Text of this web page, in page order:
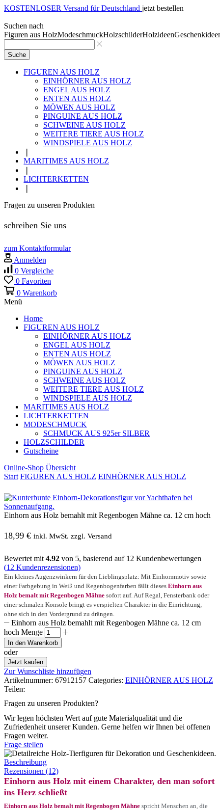
KOSTENLOSER Versand für Deutschland jetzt bestellen
Suchen nach
Figuren aus HolzModeschmuckHolzschilderHolzideen
Suche
FIGUREN AUS HOLZ
EINHÖRNER AUS HOLZ
ENGEL AUS HOLZ
ENTEN AUS HOLZ
MÖWEN AUS HOLZ
PINGUINE AUS HOLZ
SCHWEINE AUS HOLZ
WEITERE TIERE AUS HOLZ
WINDSPIELE AUS HOLZ
MARITIMES AUS HOLZ
LICHTERKETTEN
Fragen zu unseren Produkten
schreiben Sie uns
zum Kontaktformular
Anmelden
0 Vergleiche
0 Favoriten
0 Warenkorb
Menü
Home
FIGUREN AUS HOLZ
EINHÖRNER AUS HOLZ
ENGEL AUS HOLZ
ENTEN AUS HOLZ
MÖWEN AUS HOLZ
PINGUINE AUS HOLZ
SCHWEINE AUS HOLZ
WEITERE TIERE AUS HOLZ
WINDSPIELE AUS HOLZ
MARITIMES AUS HOLZ
LICHTERKETTEN
MODESCHMUCK
SCHMUCK AUS 925er SILBER
HOLZSCHILDER
Gutscheine
Online-Shop Übersicht
Start FIGUREN AUS HOLZ EINHÖRNER AUS HOLZ
Einhorn aus Holz bemahlt mit Regenbogen Mähne ca. 12 cm hoch
18,99 € inkl. MwSt. zzgl. Versand
Bewertet mit 4.92 von 5, basierend auf 12 Kundenbewertungen
(12 Kundenrezensionen)
Ein kleines Augenzwinkern für den Lieblingsplatz: Mit Einhornmotiv sowie
einer Farbgebung in Weiß und Regenbogenfarben fällt dieses Einhorn aus
Holz bemalt mit Regenbogen Mähne sofort auf. Auf Regal, Fensterbank oder
einer schmalen Konsole bringt es verspielten Charakter in die Einrichtung,
ohne sich in den Vordergrund zu drängen.
Einhorn aus Holz bemahlt mit Regenbogen Mähne ca. 12 cm
hoch Menge
In den Warenkorb
oder
Jetzt kaufen
Zur Wunschliste hinzufügen
Artikelnummer: 67912157 Categories: EINHÖRNER AUS HOLZ
Teilen:
Fragen zu unseren Produkten?
Wir legen höchsten Wert auf gute Materialqualität und die
Zufriedenheit unserer Kunden. Gerne helfen wir Ihnen bei offenen
Fragen weiter.
Frage stellen
Beschreibung
Rezensionen (12)
Einhorn aus Holz mit einem Charakter, den man sofort
ins Herz schließt
Einhorn aus Holz bemalt mit Regenbogen Mähne spricht Menschen an, die